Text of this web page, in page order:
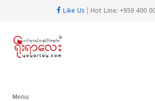
Like Us| Hot Line: +959 400
Menu
Menu